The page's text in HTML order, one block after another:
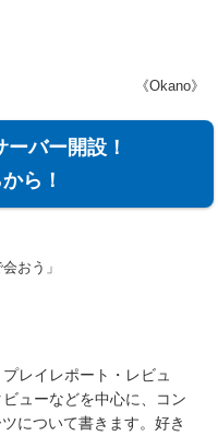
《Okano》
バー開設！
ら！
おう」
レイレポート・レビュ
ューなどを中心に、コン
について書きます。好き